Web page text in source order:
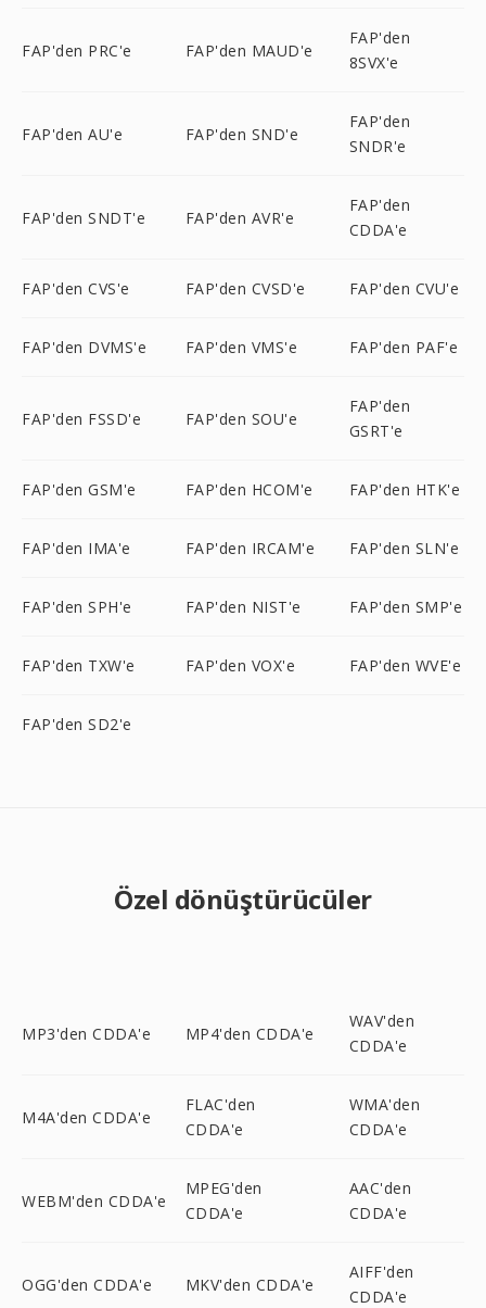
FAP'den PRC'e FAP'den MAUD'e
FAP'den
8SVX'e
FAP'den AU'e FAP'den SND'e
FAP'den
SNDR'e
FAP'den SNDT'e FAP'den AVR'e
FAP'den
CDDA'e
FAP'den CVS'e FAP'den CVSD'e FAP'den CVU'e
FAP'den DVMS'e FAP'den VMS'e FAP'den PAF'e
FAP'den FSSD'e FAP'den SOU'e
FAP'den
GSRT'e
FAP'den GSM'e FAP'den HCOM'e FAP'den HTK'e
FAP'den IMA'e FAP'den IRCAM'e FAP'den SLN'e
FAP'den SPH'e FAP'den NIST'e FAP'den SMP'e
FAP'den TXW'e FAP'den VOX'e FAP'den WVE'e
FAP'den SD2'e
Özel dönüştürücüler
MP3'den CDDA'e MP4'den CDDA'e
WAV'den
CDDA'e
M4A'den CDDA'e
FLAC'den
CDDA'e
WMA'den
CDDA'e
WEBM'den CDDA'e
MPEG'den
CDDA'e
AAC'den
CDDA'e
OGG'den CDDA'e MKV'den CDDA'e
AIFF'den
CDDA'e